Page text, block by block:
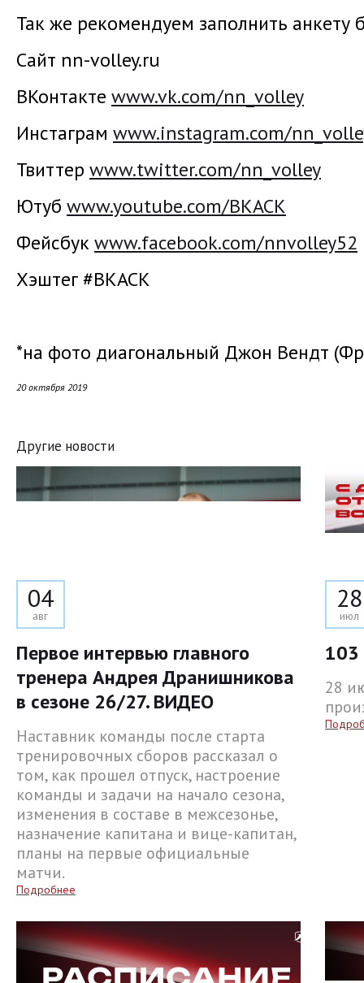
Так же рекомендуем заполнить анкету
Сайт nn-volley.ru
ВКонтакте www.vk.com/nn_volley
Инстаграм www.instagram.com/
Твиттер www.twitter.com/nn_volley
Ютуб www.youtube.com/ВКАСК
Фейсбукwww.facebook.com/nnvolley52
Хэштег #ВКАСК
*на фото диагональный Джон Вендт
20 октября 2019
Другие новости
04
авг
Первое интервью главного
тренера Андрея Дранишникова
в сезоне 26/27. ВИДЕО
Наставник команды после старта
тренировочных сборов рассказал о
том, как прошел отпуск, настроение
команды и задачи на начало сезона,
изменения в составе в межсезонье,
назначение капитана и вице-капитан,
планы на первые официальные
матчи.
Подробнее
28
июл
103
28